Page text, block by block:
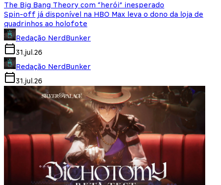
The Big Bang Theory com “herói” inesperado
Spin-off já disponível na HBO Max leva o dono da loja de
quadrinhos ao holofote
Redação NerdBunker
31.jul.26
Redação NerdBunker
31.jul.26